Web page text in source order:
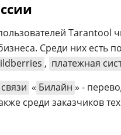
Tarantool
Среди них есть
, платежная
« Билайн » -
среди заказчиков